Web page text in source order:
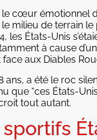
le cœur émotionnel
milieu de terrain
les États-Unis
à cause
aux Diables
ans, a été le roc
que “ces États-
tout autant.